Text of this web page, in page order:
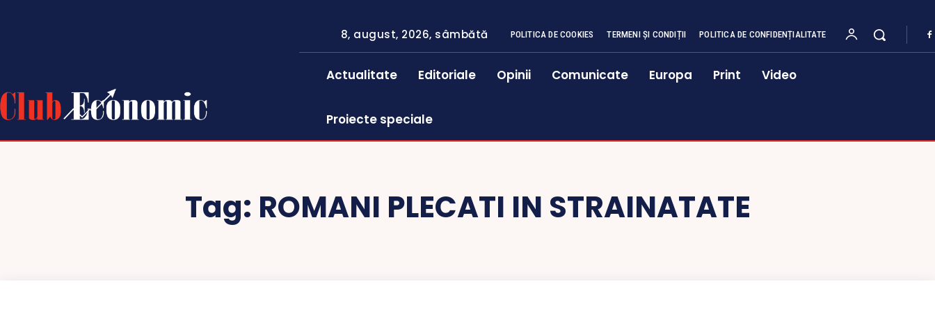
8, august, 2026, sâmbătă POLITICA DE COOKIES TERMENI ȘI CONDIȚII POLITICA DE CONFIDENȚIALITATE
Actualitate Editoriale Opinii Comunicate Europa Print Video
Proiecte speciale
Tag: ROMANI PLECATI IN STRAINATATE